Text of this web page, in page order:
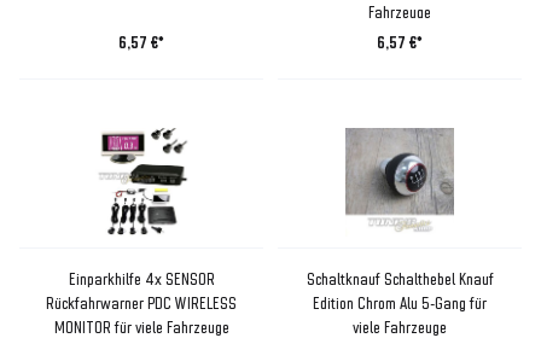
6,57 €*
Fahrzeuge
6,57 €*
Einparkhilfe 4x SENSOR
Rückfahrwarner PDC WIRELESS
MONITOR für viele Fahrzeuge
Schaltknauf Schalthebel Knauf
Edition Chrom Alu 5-Gang für
viele Fahrzeuge